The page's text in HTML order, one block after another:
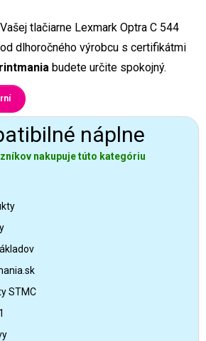
tlačiarne Lexmark Optra C 544
dlhoročného výrobcu s certifikátmi
budete určite spokojný.
náplne
nakupuje túto kategóriu
STMC